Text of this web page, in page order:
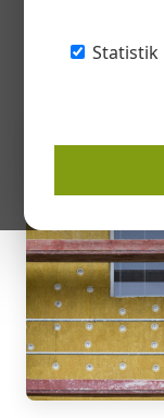
Statistik
können ab Mitte